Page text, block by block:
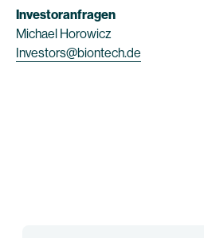
Investoranfragen
Michael Horowicz
Investors@biontech.de